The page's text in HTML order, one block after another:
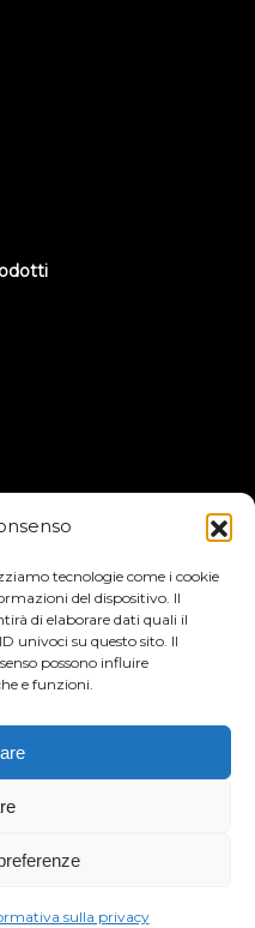
tecnologie come i cookie
del dispositivo. Il
di elaborare dati quali il
univoci su questo sito. Il
possono influire
e funzioni.
sulla privacy
Rights Reserved
Termini e condizioni